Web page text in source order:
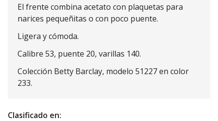
El frente combina acetato con plaquetas para
narices pequeñitas o con poco puente.
Ligera y cómoda.
Calibre 53, puente 20, varillas 140.
Colección Betty Barclay, modelo 51227 en color
233.
Clasificado en: